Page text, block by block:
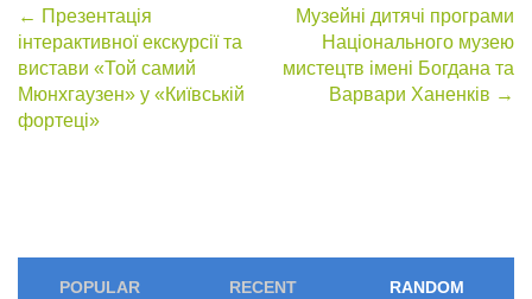
Post
navigation
← Презентація
інтерактивної екскурсії та
вистави «Той самий
Мюнхгаузен» у «Київській
фортеці»
Музейні дитячі програми
Національного музею
мистецтв імені Богдана та
Варвари Ханенків →
POPULAR RECENT RANDOM